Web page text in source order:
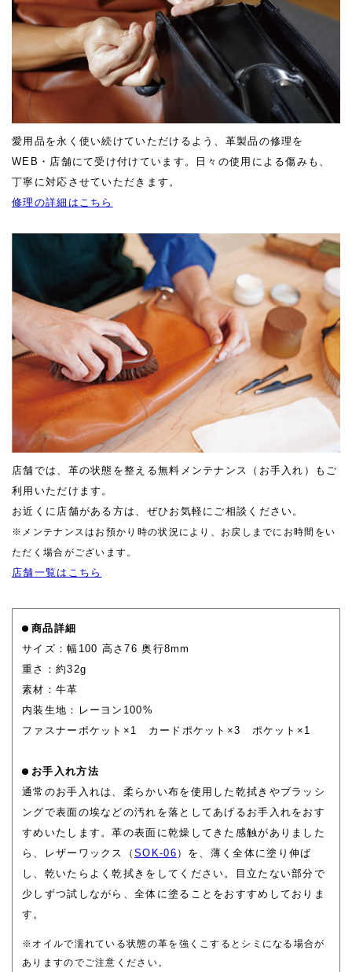
愛用品を永く使い続けていただけるよう、革製品の修理を
WEB・店舗にて受け付けています。日々の使用による傷みも、
丁寧に対応させていただきます。
修理の詳細はこちら
店舗では、革の状態を整える無料メンテナンス（お手入れ）もご
利用いただけます。
お近くに店舗がある方は、ぜひお気軽にご相談ください。
※メンテナンスはお預かり時の状況により、お戻しまでにお時間をい
ただく場合がございます。
店舗一覧はこちら
商品詳細
サイズ：幅100 高さ76 奥行8mm
重さ：約32g
素材：牛革
内装生地：レーヨン100%
ファスナーポケット×1 カードポケット×3 ポケット×1
お手入れ方法
通常のお手入れは、柔らかい布を使用した乾拭きやブラッシ
ングで表面の埃などの汚れを落としてあげるお手入れをおす
すめいたします。革の表面に乾燥してきた感触がありました
ら、レザーワックス（SOK-06 ）を、薄く全体に塗り伸ば
し、乾いたらよく乾拭きをしてください。目立たない部分で
少しずつ試しながら、全体に塗ることをおすすめしておりま
す。
※オイルで濡れている状態の革を強くこするとシミになる場合が
ありますのでご注意ください。